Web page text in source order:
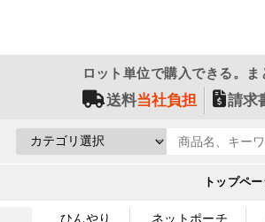
ロット単位で購入できる。
送料当社負担 請求
トップペ
ひんやり ネットポーチ